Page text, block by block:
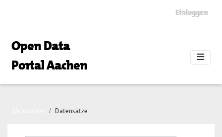
Einloggen
Open Data
Portal Aachen
Datensätze